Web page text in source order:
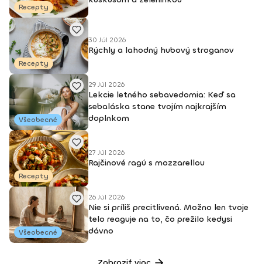
Recepty
Recepty
30 Júl 2026
Rýchly a lahodný hubový stroganov
Všeobecné
29 Júl 2026
Lekcie letného sebavedomia: Keď sa
sebaláska stane tvojím najkrajším
doplnkom
Recepty
27 Júl 2026
Rajčinové ragú s mozzarellou
Všeobecné
26 Júl 2026
Nie si príliš precitlivená. Možno len tvoje
telo reaguje na to, čo prežilo kedysi
dávno